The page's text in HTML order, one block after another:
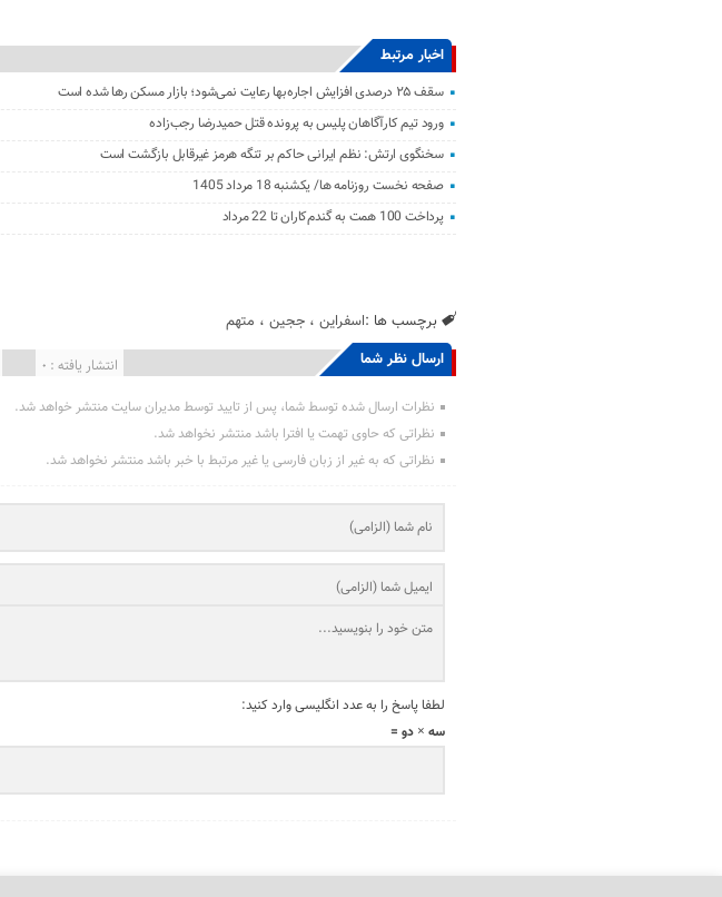
اخبار مرتبط
سقف ۲۵ درصدی افزایش اجاره‌بها رعایت نمی‌شود؛ بازار مسکن رها شده است
ورود تیم کارآگاهان پلیس به پرونده قتل حمیدرضا رجب‌زاده
سخنگوی ارتش: نظم ایرانی حاکم بر تنگه هرمز غیرقابل بازگشت است
صفحه نخست روزنامه ها/ یکشنبه 18 مرداد 1405
پرداخت 100 همت به گندم‌کاران تا 22 مرداد
برچسب ها :اسفراین ،ججین ، متهم
ارسال نظر شما انتشار یافته : 0
نظرات ارسال شده توسط شما، پس از تایید توسط مدیران سایت منتشر خواهد شد.
نظراتی که حاوی تهمت یا افترا باشد منتشر نخواهد شد.
نظراتی که به غیر از زبان فارسی یا غیر مرتبط با خبر باشد منتشر نخواهد شد.
لطفا پاسخ را به عدد انگلیسی وارد کنید:
سه × دو =